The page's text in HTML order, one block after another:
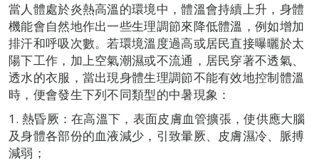
當人體處於炎熱高溫的環境中，體溫會持續上升，身體
機能會自然地作出一些生理調節來降低體溫，例如增加
排汗和呼吸次數。若環境溫度過高或居民直接曝曬於太
陽下工作，加上空氣潮濕或不流通，居民穿著不透氣、
透水的衣服，當出現身體生理調節不能有效地控制體溫
時，便會發生下列不同類型的中暑現象：
1. 熱昏厥：在高溫下，表面皮膚血管擴張，使供應大腦
及身體各部份的血液減少，引致暈厥、皮膚濕冷、脈搏
減弱；